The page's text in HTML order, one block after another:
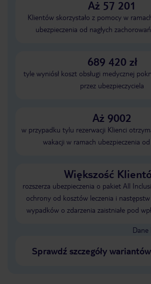
Aż 57 201
Klientów skorzystało z pomocy w
ubezpieczenia od nagłych
689 420 zł
tyle wyniósł koszt obsługi medycznej
przez ubezpieczyciela
Aż 9002
w przypadku tylu rezerwacji Klienci
wakacji w ramach ubezpieczenia
Większość
rozszerza ubezpieczenia o pakiet All
ochrony od kosztów leczenia i następstw
wypadków o zdarzenia zaistniałe pod
Dane
Sprawdź szczegóły